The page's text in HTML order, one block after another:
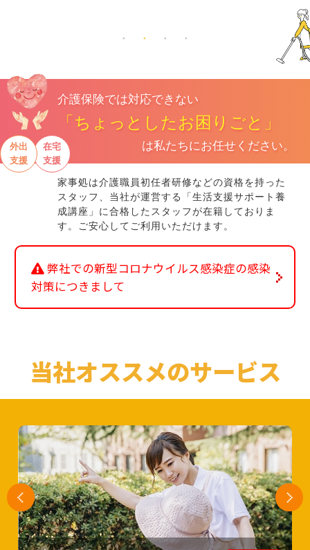
介護保険では対応できない
「ちょっとしたお困りごと」
は私たちにお任せください。
在宅
支援
外出
支援
家事処は介護職員初任者研修などの資格を持った
スタッフ、 当社が運営する「生活支援サポート養
成講座」に合格したスタッフが在籍しておりま
す。 ご安心してご利用いただけます。
弊社での新型コロナウイルス感染症の感染
対策につきまして
当社オススメのサービス